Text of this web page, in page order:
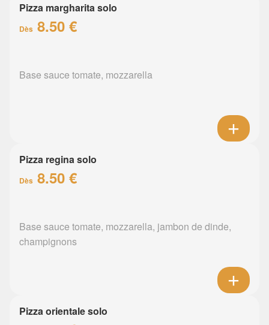
Pizza margharita solo
Dès 8.50 €
Base sauce tomate, mozzarella
Pizza regina solo
Dès 8.50 €
Base sauce tomate, mozzarella, jambon de dinde,
champignons
Pizza orientale solo